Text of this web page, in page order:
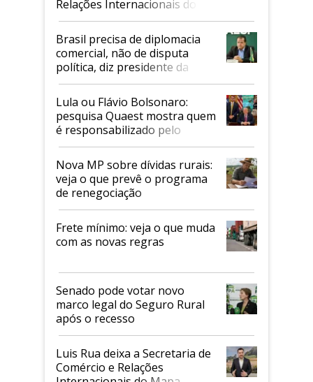
Relações Internacionais do
Mapa
Brasil precisa de diplomacia
comercial, não de disputa
política, diz presidente da
Faesp
Lula ou Flávio Bolsonaro:
pesquisa Quaest mostra quem
é responsabilizado pelo
tarifaço dos EUA
Nova MP sobre dívidas rurais:
veja o que prevê o programa
de renegociação
Frete mínimo: veja o que muda
com as novas regras
Senado pode votar novo
marco legal do Seguro Rural
após o recesso
Luis Rua deixa a Secretaria de
Comércio e Relações